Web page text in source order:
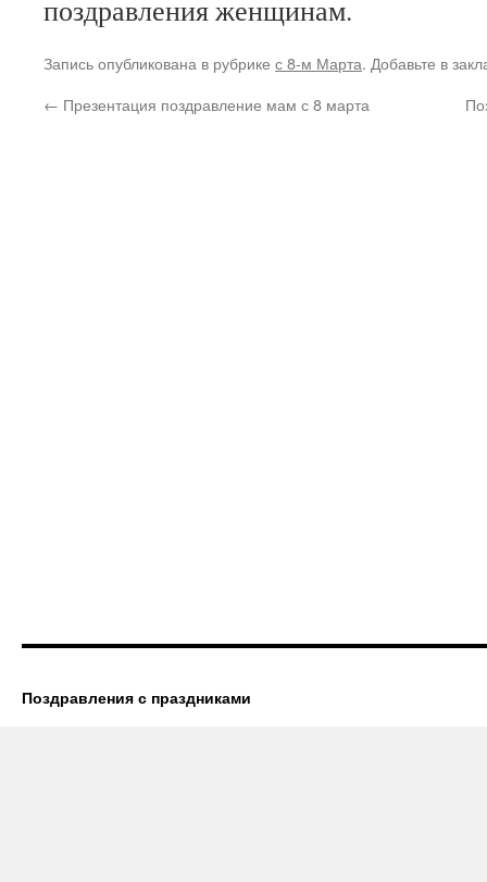
поздравления женщинам.
Запись опубликована в рубрике с 8-м Марта. Добавьте в
← Презентация поздравление мам с 8 марта
Поздравления с праздниками